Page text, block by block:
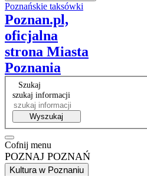
Poznańskie taksówki
Poznan.pl,
oficjalna
strona Miasta
Poznania
Szukaj
szukaj informacji
Wyszukaj
Cofnij menu
POZNAJ POZNAŃ
Kultura w Poznaniu